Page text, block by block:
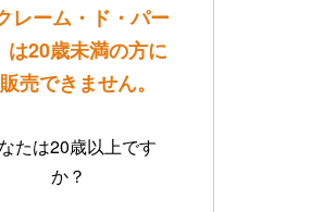
レーム・ド・パー
は20歳未満の方に
売できません。
たは20歳以上です
か？